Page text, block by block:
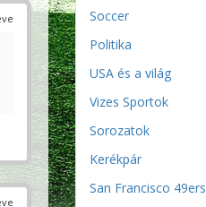
Soccer
Politika
USA és a világ
Vizes Sportok
Sorozatok
Kerékpár
San Francisco 49ers